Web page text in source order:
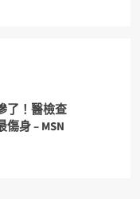
了！醫檢查
身 – MSN